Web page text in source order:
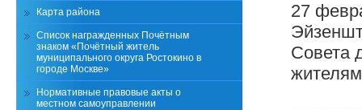
27
Совета
Карта района
Список награжденных Почётным
знаком «Почётный житель
муниципального округа Ростокино в
городе Москве»
Нормативные правовые акты о
местном самоуправлении